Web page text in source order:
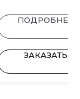
ПОДРОБНЕЕ
ЗАКАЗАТЬ